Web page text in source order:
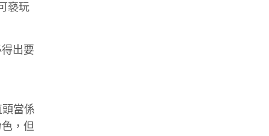
褻玩
出要
當係
，但